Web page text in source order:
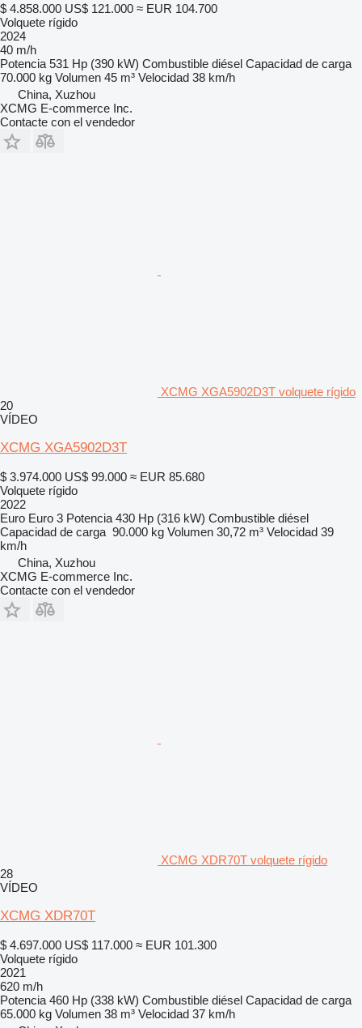
$ 4.858.000 US$ 121.000 ≈ EUR 104.700
Volquete rígido
2024
40 m/h
Potencia 531 Hp (390 kW) Combustible diésel Capacidad de carga
70.000 kg Volumen 45 m³ Velocidad 38 km/h
China, Xuzhou
XCMG E-commerce Inc.
Contacte con el vendedor
XCMG XGA5902D3T volquete rígido
20
VÍDEO
XCMG XGA5902D3T
$ 3.974.000 US$ 99.000 ≈ EUR 85.680
Volquete rígido
2022
Euro Euro 3 Potencia 430 Hp (316 kW) Combustible diésel
Capacidad de carga 90.000 kg Volumen 30,72 m³ Velocidad 39
km/h
China, Xuzhou
XCMG E-commerce Inc.
Contacte con el vendedor
XCMG XDR70T volquete rígido
28
VÍDEO
XCMG XDR70T
$ 4.697.000 US$ 117.000 ≈ EUR 101.300
Volquete rígido
2021
620 m/h
Potencia 460 Hp (338 kW) Combustible diésel Capacidad de carga
65.000 kg Volumen 38 m³ Velocidad 37 km/h